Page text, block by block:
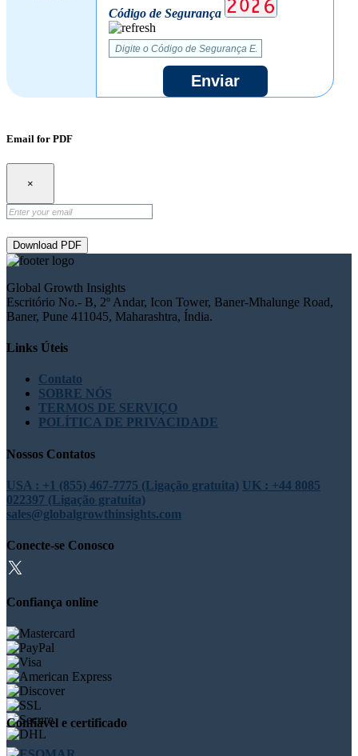
Código de Segurança
Enviar
Email for PDF
×
Download PDF
Global Growth Insights
Escritório No.- B, 2º Andar, Icon Tower, Baner-Mhalunge Road,
Baner, Pune 411045, Maharashtra, Índia.
Links Úteis
Contato
SOBRE NÓS
TERMOS DE SERVIÇO
POLÍTICA DE PRIVACIDADE
Nossos Contatos
USA : +1 (855) 467-7775 (Ligação gratuita) UK : +44 8085
022397 (Ligação gratuita)
sales@globalgrowthinsights.com
Conecte-se Conosco
Confiança online
Confiável e certificado